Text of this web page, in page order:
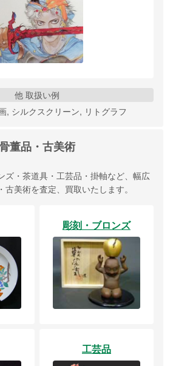
他 取扱い例
, シルクスクリーン, リトグラフ
董品・古美術
ズ・茶道具・工芸品・掛軸など、幅広
美術を査定、買取いたします。
彫刻・ブロンズ
工芸品